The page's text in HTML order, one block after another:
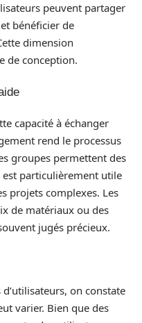
peuvent partager
bénéficier de
dimension
de conception.
capacité à échanger
rend le processus
groupes permettent des
est particulièrement utile
projets complexes. Les
de matériaux ou des
jugés précieux.
on constate
varier. Bien que des